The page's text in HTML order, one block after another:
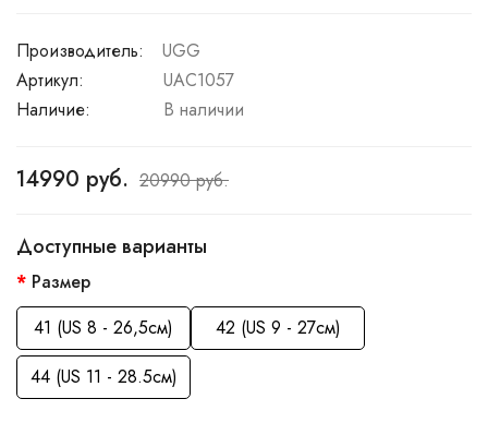
Производитель:
UGG
Артикул:
UAC1057
Наличие:
В наличии
14990 руб. 20990 руб.
Доступные варианты
Размер
41 (US 8 - 26,5см)
42 (US 9 - 27см)
44 (US 11 - 28.5см)